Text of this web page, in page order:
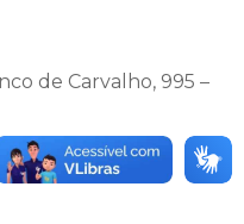
de Carvalho, 995 –